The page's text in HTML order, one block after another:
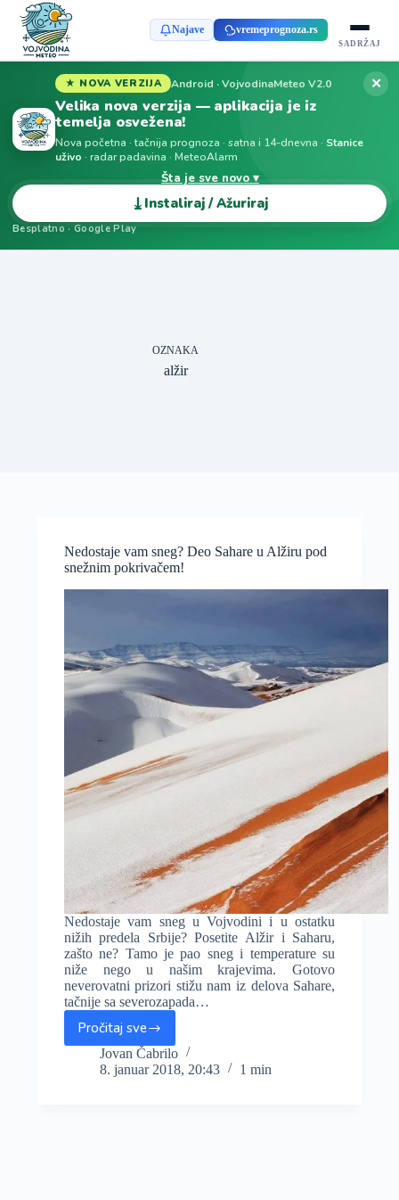
Najave vremeprognoza.rs
SADRŽAJ
★ NOVA VERZIJA Android · VojvodinaMeteo V2.0
Velika nova verzija — aplikacija je iz
temelja osvežena!
Nova početna · tačnija prognoza · satna i 14-dnevna · Stanice
uživo · radar padavina · MeteoAlarm
Šta je sve novo ▾
⤓ Instaliraj / Ažuriraj
Besplatno · Google Play
✕
OZNAKA
alžir
Nedostaje vam sneg? Deo Sahare u Alžiru pod
snežnim pokrivačem!
Nedostaje vam sneg u Vojvodini i u ostatku
nižih predela Srbije? Posetite Alžir i Saharu,
zašto ne? Tamo je pao sneg i temperature su
niže nego u našim krajevima. Gotovo
neverovatni prizori stižu nam iz delova Sahare,
tačnije sa severozapada…
Pročitaj sve
Nedostaje
vam
sneg?
Jovan Čabrilo
8. januar 2018, 20:43
1 min